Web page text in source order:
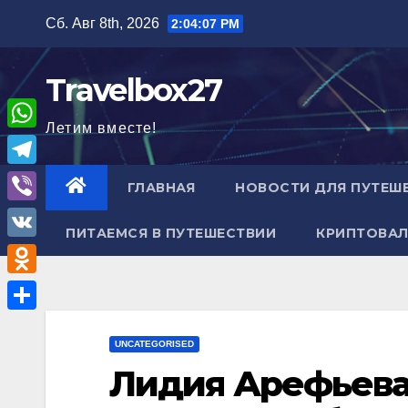
содержимому
Сб. Авг 8th, 2026 2:04:08 PM
Travelbox27
Летим вместе!
ГЛАВНАЯ НОВОСТИ ДЛЯ
ПИТАЕМСЯ В ПУТЕШЕСТВИИ
UNCATEGORISED
Лидия
W
h
a
A
T
e
l
e
g
V
i
b
e
V
K
O